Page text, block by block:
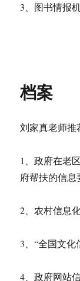
3、图书情报
档案
刘家真老师推
1、政府在老
府帮扶的信息
2、农村信息
3、“全国文
4、政府网站